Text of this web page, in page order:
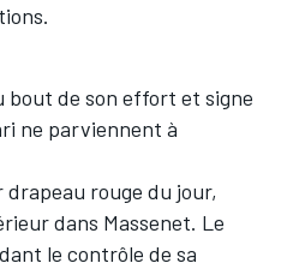
bout de son effort et signe
ne parviennent à
rouge du jour,
dans Massenet. Le
le contrôle de sa